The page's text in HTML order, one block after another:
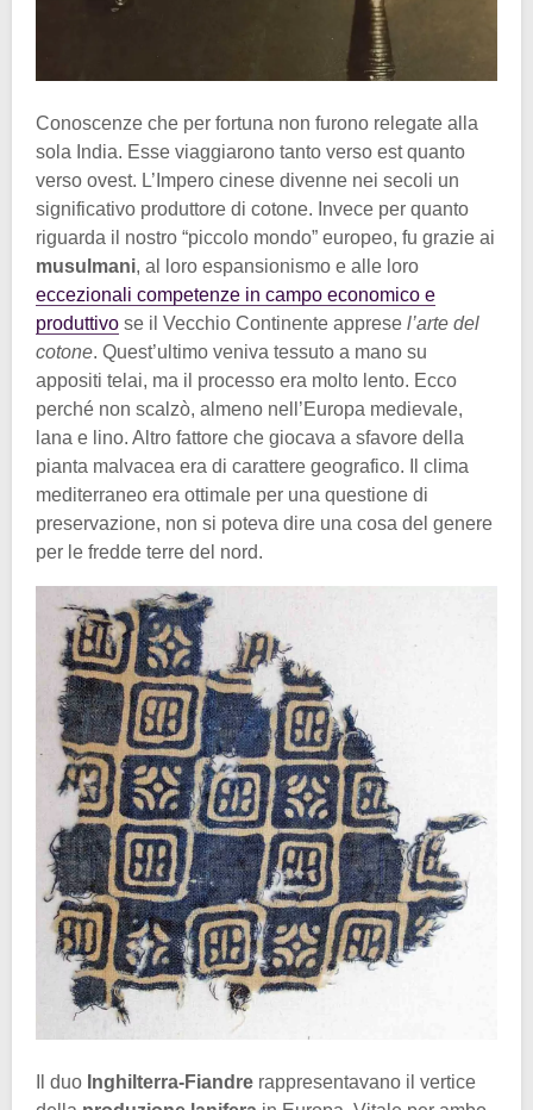
Conoscenze che per fortuna non furono relegate alla
sola India. Esse viaggiarono tanto verso est quanto
verso ovest. L’Impero cinese divenne nei secoli un
significativo produttore di cotone. Invece per quanto
riguarda il nostro “piccolo mondo” europeo, fu grazie ai
musulmani, al loro espansionismo e alle loro
eccezionali competenze in campo economico e
produttivo se il Vecchio Continente apprese l’arte del
cotone. Quest’ultimo veniva tessuto a mano su
appositi telai, ma il processo era molto lento. Ecco
perché non scalzò, almeno nell’Europa medievale,
lana e lino. Altro fattore che giocava a sfavore della
pianta malvacea era di carattere geografico. Il clima
mediterraneo era ottimale per una questione di
preservazione, non si poteva dire una cosa del genere
per le fredde terre del nord.
Il duo Inghilterra-Fiandre rappresentavano il vertice